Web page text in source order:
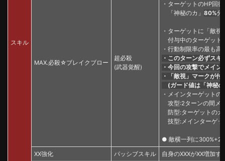
スキル
MAX.必殺☆ブレイクブロー
超必殺
(武器覚醒)
・ターゲットのHP回
「神秘のカ」 80%分
・ターゲットに「敵
付与中のターゲット
・行動制限率の最も
・このターン必ずスキ
・今回の攻撃でメイ
・「敵視」マークが
(ガード値は「神秘の
・メインターゲット
攻型:2ターンの間メ
防型:ターゲットのカ
技型:メインターゲッ
● 敵横一列に
XX強化 パッシブスキル 自身のXXXがXX増加す